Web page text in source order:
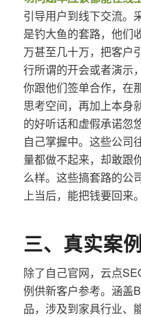
引导用户到线下交流。
是钓大鱼的套路，他们
万甚至几十万，把客户
行所谓的开会或者演示
你跟他们签单合作，在
思考空间，再加上本身
的好听话和虚假承诺忽
自己掌握中。这些公司
量都做不起来，却敢跟
么样。这些搞套路的公
上当后，能把钱要回来。
三、真实案例
除了自己官网，云点
例供新客户参考。涵盖
品，涉及到家具行业、